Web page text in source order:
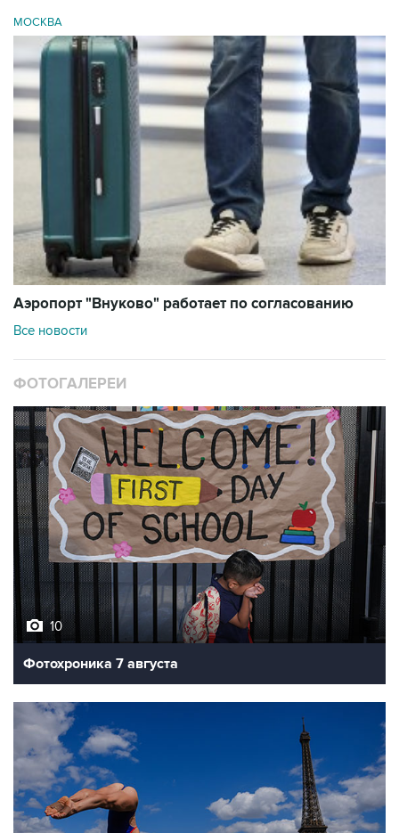
МОСКВА
Аэропорт "Внуково" работает по согласованию
Все новости
ФОТОГАЛЕРЕИ
10
Фотохроника 7 августа